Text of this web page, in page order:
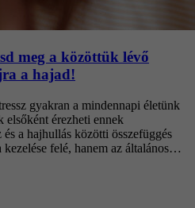
meg a közöttük lévő
a hajad!
gyakran a mindennapi életünk
elsőként érezheti ennek
a hajhullás közötti összefüggés
kezelése felé, hanem az általános…